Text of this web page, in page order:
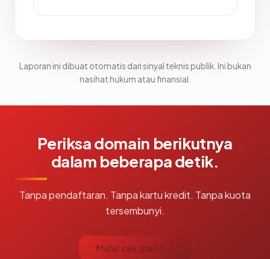
Laporan ini dibuat otomatis dari sinyal teknis publik. Ini bukan
nasihat hukum atau finansial.
Periksa domain berikutnya
dalam beberapa detik.
Tanpa pendaftaran. Tanpa kartu kredit. Tanpa kuota
tersembunyi.
Mulai cek gratis →